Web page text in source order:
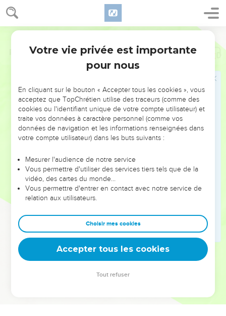
NE MANQUEZ PAS L’ÉVÉNEMENT
DE L’ANNÉE !
ET SI LEURS ERREURS POUVAIENT VOUS ÉVITER LES
VOTRES ?
leur foi ou leur vision. Mais on voit moins les doutes, les erreurs
et les saisons difficiles qu'ils ont traversés, alors même que ce
sont elles qui les ont façonnés.
Dans cette conférence, leaders, entrepreneurs, et responsables
clés pour avancer avec plus de sagesse afin que leurs erreurs
deviennent vos tremplins. Que vous guidiez un ministère, une
équipe, un groupe ou une famille, leur expérience est faite
Psaumes 23
Votre vie privée est importante
pour nous
En cliquant sur le bouton « Accepter tous les cookies », vous
acceptez que TopChrétien utilise des traceurs (comme des
cookies ou l'identifiant unique de votre compte utilisateur) et
traite vos données à caractère personnel (comme vos
données de navigation et les informations renseignées dans
votre compte utilisateur) dans les buts suivants :
Mesurer l'audience de notre service
Vous permettre d'utiliser des services tiers tels que de la
vidéo, des cartes du monde…
Vous permettre d'entrer en contact avec notre service de
relation aux utilisateurs.
Choisir mes cookies
Accepter tous les cookies
Tout refuser